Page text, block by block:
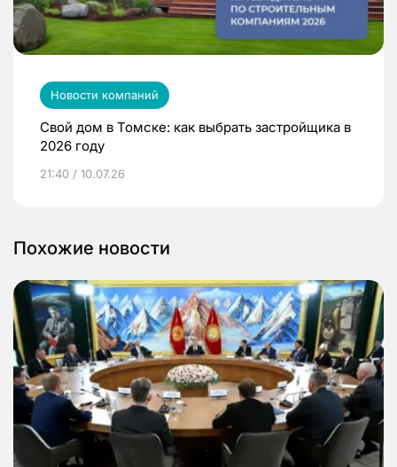
Новости компаний
Свой дом в Томске: как выбрать застройщика в
2026 году
21:40 / 10.07.26
Похожие новости